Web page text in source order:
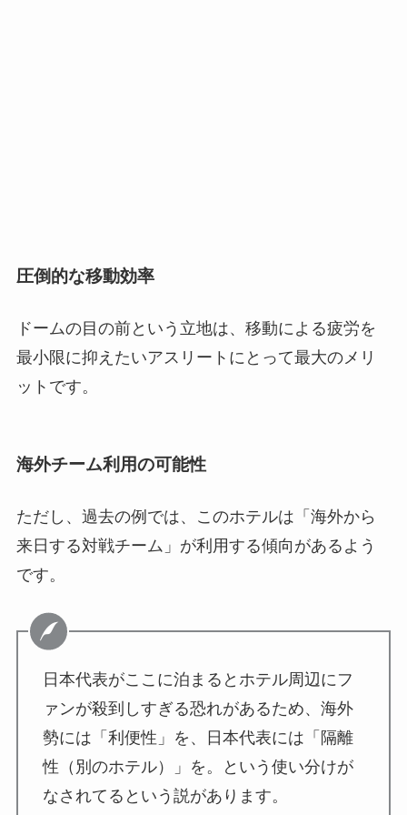
圧倒的な移動効率
ドームの目の前という立地は、移動による疲労を
最小限に抑えたいアスリートにとって最大のメリ
ットです。
海外チーム利用の可能性
ただし、過去の例では、このホテルは「海外から
来日する対戦チーム」が利用する傾向があるよう
です。
日本代表がここに泊まるとホテル周辺にフ
ァンが殺到しすぎる恐れがあるため、海外
勢には「利便性」を、日本代表には「隔離
性（別のホテル）」を。という使い分けが
なされてるという説があります。